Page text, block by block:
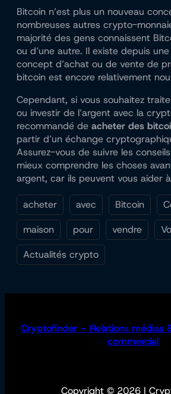
Bitcoin n’est plus un nouveau
nombreuses autres crypto-
majorité des gens connaissent
ou d’une autre. Il existe depuis
concept d’achat ou de vente de
bitcoin est encore relativement
Cependant, si vous souhaitez
ou investir de l’argent avec la
recommandé de acheter des
partir d’un échange
Assurez-vous de suivre les
mieux comprendre les choses
argent, car ils peuvent vous aider
acheter avec Bitcoin
maison
pour vendre
Actualités crypto
Cryptofinder – Relations médias
commercial
Copyright © 2026 |